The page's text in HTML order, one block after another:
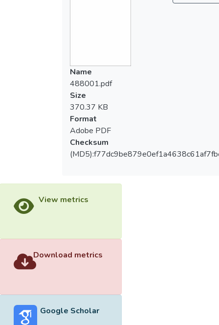
Name
488001.pdf
Size
370.37 KB
Format
Adobe PDF
Checksum
View metrics
Download metrics
Google Scholar